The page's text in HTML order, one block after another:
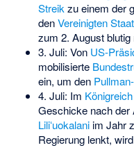
Streik zu einem der
denVereinigten
zum 2. August
3. Juli: Von US-
mobilisierte
ein, um den
4. Juli: Im
Geschicke nach der
Liliʻuokalaniim Jahr
Regierung lenkt, wird